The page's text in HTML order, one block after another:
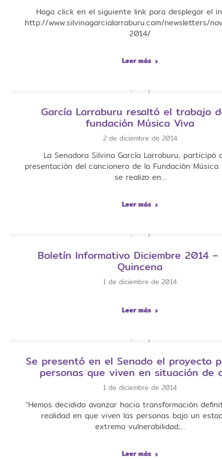
Haga click en el siguiente link para desplegar el
http://www.silvinagarcialarraburu.com/newsletters/
2014/
Leer más
García Larraburu resaltó el trabajo
fundación Música Viva
2 de diciembre de 2014
La Senadora Silvina García Larraburu, participó
presentación del cancionero de la Fundación Música
se realizo en…
Leer más
Boletín Informativo Diciembre 2014 –
Quincena
1 de diciembre de 2014
Leer más
Se presentó en el Senado el proyecto
personas que viven en situación de
1 de diciembre de 2014
“Hemos decidido avanzar hacia transformación
realidad en que viven las personas bajo un
extrema vulnerabilidad;…
Leer más